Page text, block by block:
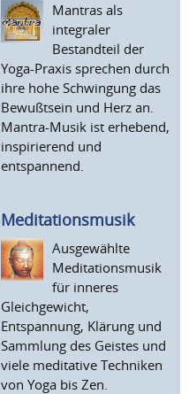
Mantras als
integraler
Bestandteil der
Yoga-Praxis sprechen durch
ihre hohe Schwingung das
Bewußtsein und Herz an.
Mantra-Musik ist erhebend,
inspirierend und
entspannend.
Meditationsmusik
Ausgewählte
Meditationsmusik
für inneres
Gleichgewicht,
Entspannung, Klärung und
Sammlung des Geistes und
viele meditative Techniken
von Yoga bis Zen.